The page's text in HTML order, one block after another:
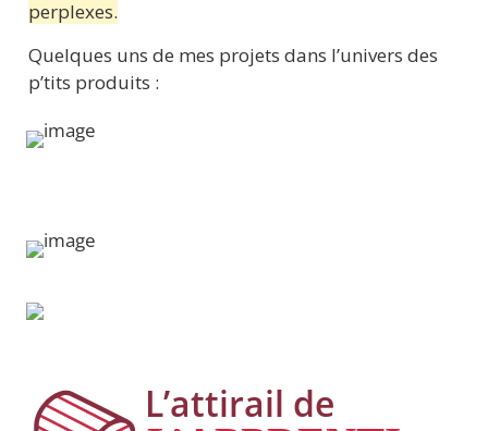
perplexes.
Quelques uns de mes projets dans l’univers des
p’tits produits :